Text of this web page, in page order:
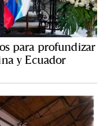
para profundizar
y Ecuador